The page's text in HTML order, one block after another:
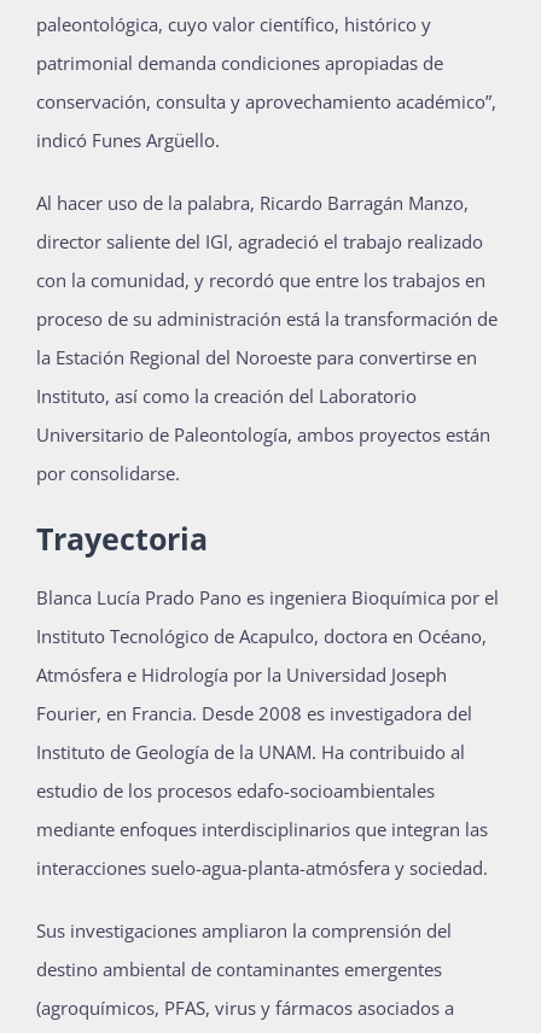
paleontológica, cuyo valor científico, histórico y
patrimonial demanda condiciones apropiadas de
conservación, consulta y aprovechamiento académico”,
indicó Funes Argüello.
Al hacer uso de la palabra, Ricardo Barragán Manzo,
director saliente del IGl, agradeció el trabajo realizado
con la comunidad, y recordó que entre los trabajos en
proceso de su administración está la transformación de
la Estación Regional del Noroeste para convertirse en
Instituto, así como la creación del Laboratorio
Universitario de Paleontología, ambos proyectos están
por consolidarse.
Trayectoria
Blanca Lucía Prado Pano es ingeniera Bioquímica por el
Instituto Tecnológico de Acapulco, doctora en Océano,
Atmósfera e Hidrología por la Universidad Joseph
Fourier, en Francia. Desde 2008 es investigadora del
Instituto de Geología de la UNAM. Ha contribuido al
estudio de los procesos edafo-socioambientales
mediante enfoques interdisciplinarios que integran las
interacciones suelo-agua-planta-atmósfera y sociedad.
Sus investigaciones ampliaron la comprensión del
destino ambiental de contaminantes emergentes
(agroquímicos, PFAS, virus y fármacos asociados a